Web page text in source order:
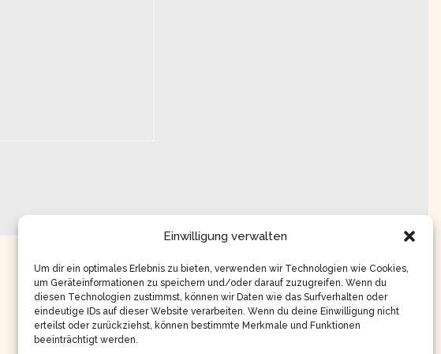
Einwilligung verwalten
Um dir ein optimales Erlebnis zu bieten, verwenden wir Technologien wie Cookies,
um Geräteinformationen zu speichern und/oder darauf zuzugreifen. Wenn du
diesen Technologien zustimmst, können wir Daten wie das Surfverhalten oder
eindeutige IDs auf dieser Website verarbeiten. Wenn du deine Einwilligung nicht
erteilst oder zurückziehst, können bestimmte Merkmale und Funktionen
beeinträchtigt werden.